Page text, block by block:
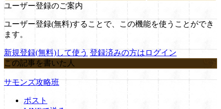
ユーザー登録のご案内
ユーザー登録(無料)することで、この機能を使うことができ
ます。
新規登録(無料)して使う 登録済みの方はログイン
この記事を書いた人
サモンズ攻略班
ポスト